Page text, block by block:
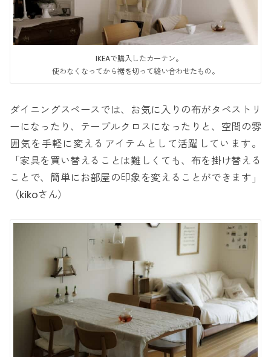
IKEAで購入したカーテン。
使わなくなってから裾を切って縫い合わせたもの。
ダイニングスペースでは、お気に入りの布がタペストリ
ーになったり、テーブルクロスになったりと、空間の雰
囲気を手軽に変えるアイテムとして活躍しています。
「家具を買い替えることは難しくても、布を掛け替える
ことで、簡単にお部屋の印象を変えることができます」
（kikoさん）